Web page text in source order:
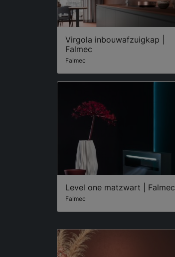
Virgola inbouwafzuigkap |
Falmec
Falmec
Level one matzwart | Falmec
Falmec